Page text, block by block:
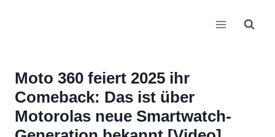
Moto 360 feiert 2025 ihr
Comeback: Das ist über
Motorolas neue Smartwatch-